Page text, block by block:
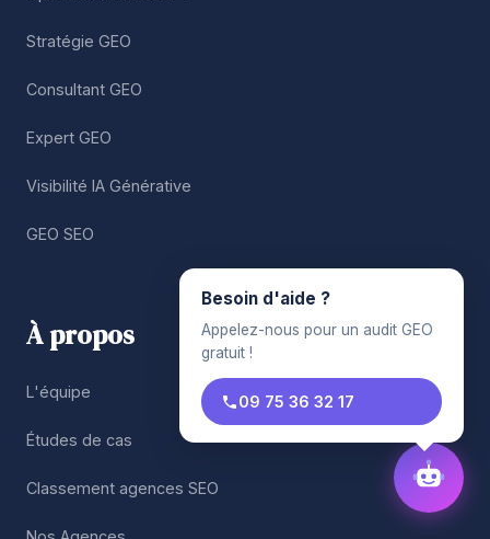
Stratégie GEO
Consultant GEO
Expert GEO
Visibilité IA Générative
GEO SEO
À propos
L'équipe
Études de cas
Classement agences SEO
Besoin d'aide ?
Appelez-nous pour un audit GEO
gratuit !
09 75 36 32 17